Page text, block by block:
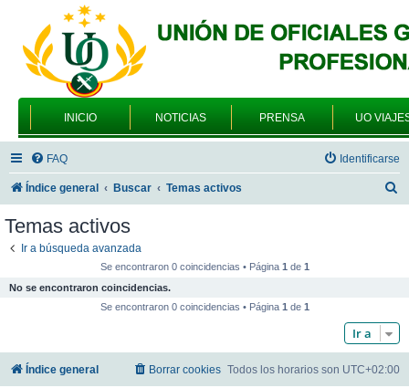
INICIO NOTICIAS PRENSA UO
FAQ Identificarse
Índice general Buscar Temas activos
Temas activos
Ir a búsqueda avanzada
Se encontraron 0 coincidencias • Página 1de 1
No se encontraron coincidencias.
Se encontraron 0 coincidencias • Página 1de 1
Ir a
Índice general Todos los horarios son UTC+02:00
Borrar cookies